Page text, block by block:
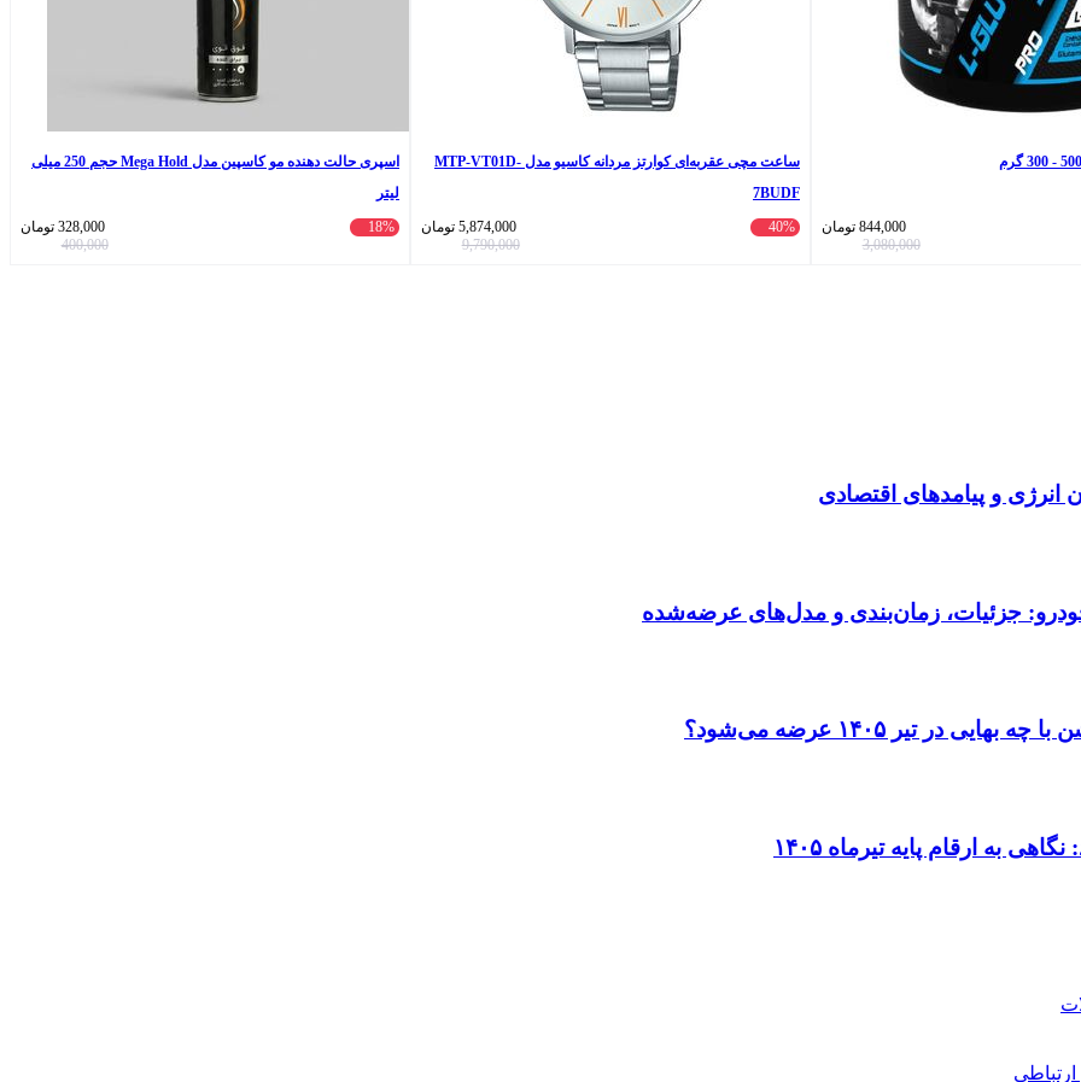
844,000 تومان
3,080,000
ساعت مچی عقربه‌ای کوارتز مردانه کاسیو مدل MTP-VT01D-
7BUDF
40%
5,874,000 تومان
9,790,000
اسپری حالت دهنده مو کاسپین مدل Mega Hold حجم 250 میلی
لیتر
18%
328,000 تومان
400,000
و پیامدهای اقتصادی
جزئیات، زمان‌بندی و مدل‌های عرضه‌شده
تیر ۱۴۰۵ عرضه می‌شود؟
به ارقام پایه تیرماه ۱۴۰۵